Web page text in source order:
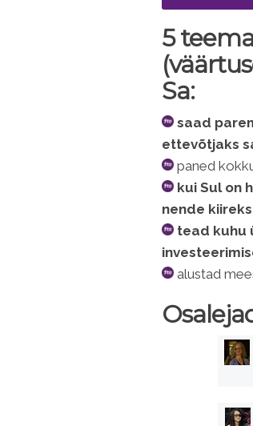
5
Sa:
saad
ettevõtjaks
paned
kui Sul on
nende
tead kuhu
alustad